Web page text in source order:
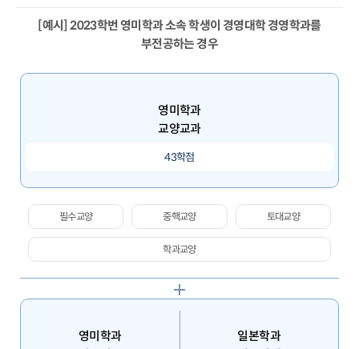
[예시] 2023학번 영미학과 소속 학생이 경영대학 경영학과를
부전공하는 경우
영미학과
교양교과
43학점
필수교양 중핵교양 토대교양
학과교양
영미학과
일본학과